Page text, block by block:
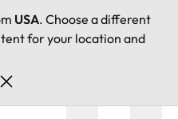
USA. Choose a different
for your location and